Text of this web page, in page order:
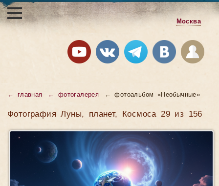
Москва
← главная ← фотогалерея ← фотоальбом «Необычные»
Фотография Луны, планет, Космоса 29 из 156